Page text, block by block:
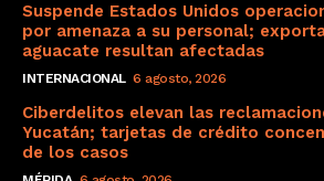
Suspende Estados Unidos
por amenaza a su personal;
aguacate resultan afectadas
INTERNACIONAL 6 agosto, 2026
Ciberdelitos elevan las
Yucatán; tarjetas de crédito
de los casos